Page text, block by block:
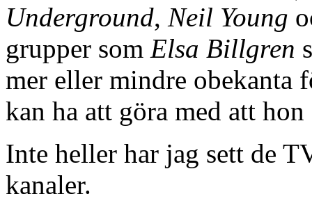
Underground, Neil Young
grupper som Elsa Billgren
mer eller mindre obekanta
kan ha att göra med att
Inte heller har jag sett de
kanaler.